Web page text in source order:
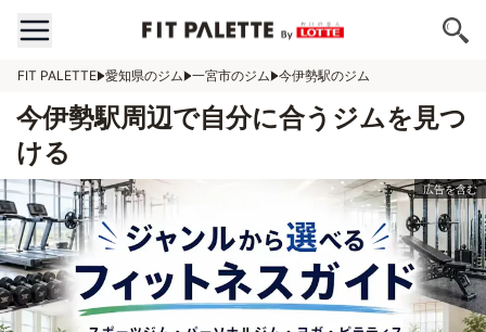
FIT PALETTE 愛知県のジム 一宮市のジム 今伊勢駅のジム
今伊勢駅周辺で自分に合うジムを見つ
ける